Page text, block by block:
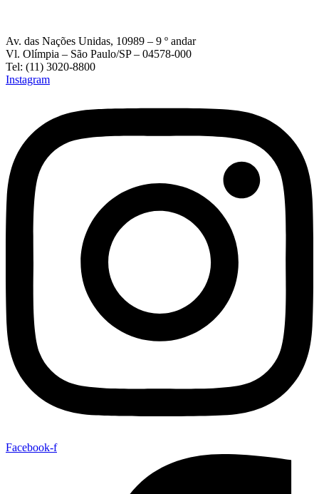
Av. das Nações Unidas, 10989 – 9 º andar
Vl. Olímpia – São Paulo/SP – 04578-000
Tel: (11) 3020-8800
Instagram
Facebook-f